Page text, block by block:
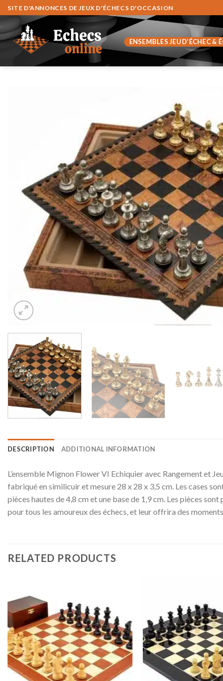
Skip
to
content
SITE D'ANNONCES DE JEUX D'ÉCHECS D'OCCASION
ENSEMBLES JEU D’ÉCHEC &
DESCRIPTION ADDITIONAL INFORMATION
L’ensemble Mignon Flower VI Echiquier avec Rangement et
fabriqué en similicuir et mesure 28 x 28 x 3,5 cm. Les cases
pièces hautes de 4,8 cm et une base de 1,9 cm. Les pièces
pour tous les amoureux des échecs, et leur offrira des
RELATED PRODUCTS